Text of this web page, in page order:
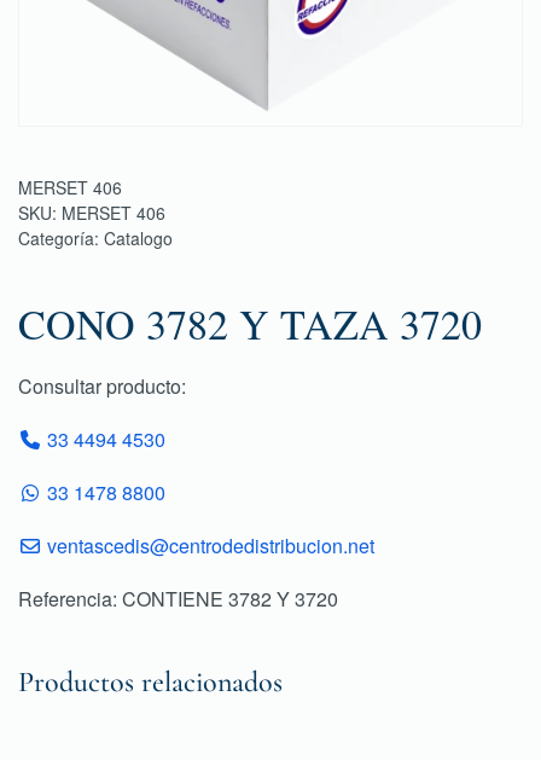
MERSET 406
SKU: MERSET 406
Categoría: Catalogo
CONO 3782 Y TAZA 3720
Consultar producto:
33 4494 4530
33 1478 8800
ventascedis@centrodedistribucion.net
Referencia: CONTIENE 3782 Y 3720
Productos relacionados